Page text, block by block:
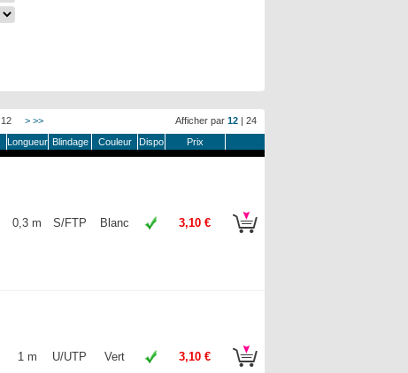
Afficher par 12 | 24
12 > >>
Longueur Blindage Couleur Dispo Prix
0,3 m S/FTP Blanc 3,10 €
1 m U/UTP Vert 3,10 €